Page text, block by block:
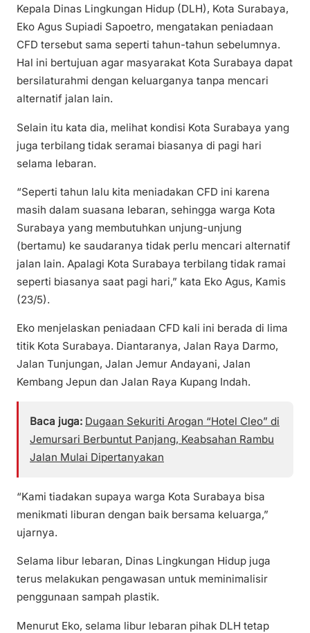
Kepala Dinas Lingkungan Hidup (DLH), Kota Surabaya,
Eko Agus Supiadi Sapoetro, mengatakan peniadaan
CFD tersebut sama seperti tahun-tahun sebelumnya.
Hal ini bertujuan agar masyarakat Kota Surabaya dapat
bersilaturahmi dengan keluarganya tanpa mencari
alternatif jalan lain.
Selain itu kata dia, melihat kondisi Kota Surabaya yang
juga terbilang tidak seramai biasanya di pagi hari
selama lebaran.
“Seperti tahun lalu kita meniadakan CFD ini karena
masih dalam suasana lebaran, sehingga warga Kota
Surabaya yang membutuhkan unjung-unjung
(bertamu) ke saudaranya tidak perlu mencari alternatif
jalan lain. Apalagi Kota Surabaya terbilang tidak ramai
seperti biasanya saat pagi hari,” kata Eko Agus, Kamis
(23/5).
Eko menjelaskan peniadaan CFD kali ini berada di lima
titik Kota Surabaya. Diantaranya, Jalan Raya Darmo,
Jalan Tunjungan, Jalan Jemur Andayani, Jalan
Kembang Jepun dan Jalan Raya Kupang Indah.
Baca juga: Dugaan Sekuriti Arogan “Hotel Cleo” di
Jemursari Berbuntut Panjang, Keabsahan Rambu
Jalan Mulai Dipertanyakan
“Kami tiadakan supaya warga Kota Surabaya bisa
menikmati liburan dengan baik bersama keluarga,”
ujarnya.
Selama libur lebaran, Dinas Lingkungan Hidup juga
terus melakukan pengawasan untuk meminimalisir
penggunaan sampah plastik.
Menurut Eko, selama libur lebaran pihak DLH tetap